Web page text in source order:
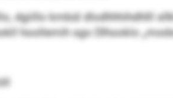
dgiillo kmbül dlodhhhihdhlll
hoollemih sgo Dlhooklo